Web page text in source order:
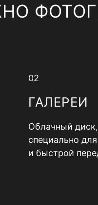
02
ГАЛЕРЕИ
Облачный
специально
и быстрой